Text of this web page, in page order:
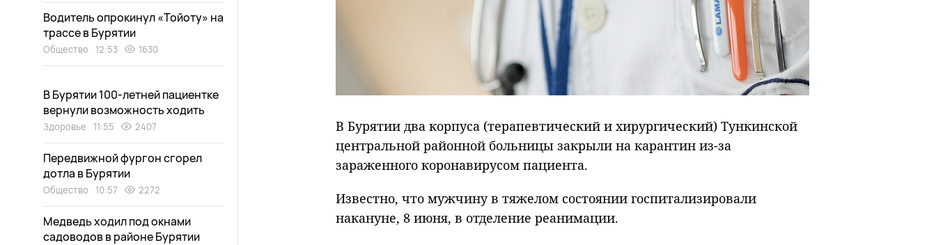
В Бурятии два корпуса (терапевтический и хирургический) Тункинской
центральной районной больницы закрыли на карантин из-за
зараженного коронавирусом пациента.
Известно, что мужчину в тяжелом состоянии госпитализировали
накануне, 8 июня, в отделение реанимации.
Водитель опрокинул «Тойоту» на
трассе в Бурятии
Общество 12:53 1630
В Бурятии 100-летней пациентке
вернули возможность ходить
Здоровье 11:55 2407
Передвижной фургон сгорел
дотла в Бурятии
Общество 10:57 2272
Медведь ходил под окнами
садоводов в районе Бурятии